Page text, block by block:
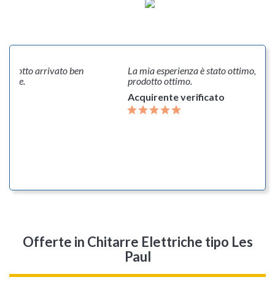
arrivato ben
La mia esperienza è stato ottimo,
prodotto ottimo.
Acquirente verificato
Offerte in Chitarre Elettriche tipo Les
Paul